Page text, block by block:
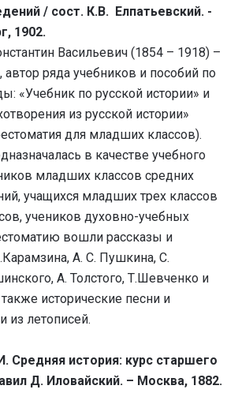
/ сост. К.В. Елпатьевский. -
1902.
Васильевич (1854 – 1918) –
автор ряда учебников и пособий по
«Учебник по русской истории» и
из русской истории»
для младших классов).
в качестве учебного
младших классов средних
учащихся младших трех классов
учеников духовно-учебных
вошли рассказы и
А. С. Пушкина, С.
А. Толстого, Т.Шевченко и
исторические песни и
летописей.
Средняя история: курс старшего
Д. Иловайский. – Москва, 1882.